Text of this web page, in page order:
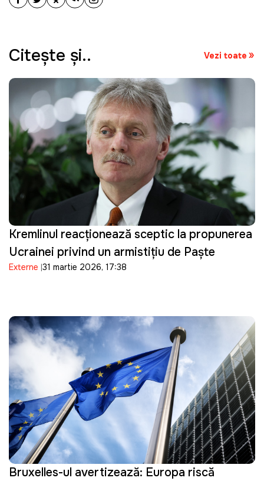
Citeşte şi.. Vezi toate
Kremlinul reacționează sceptic la propunerea
Ucrainei privind un armistițiu de Paște
Externe 31 martie 2026, 17:38
Bruxelles-ul avertizează: Europa riscă